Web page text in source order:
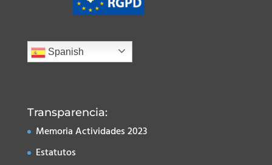
Spanish
Transparencia:
Memoria Actividades 2023
Estatutos